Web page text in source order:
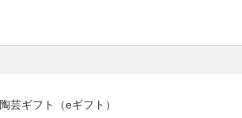
陶芸ギフト（eギフト）